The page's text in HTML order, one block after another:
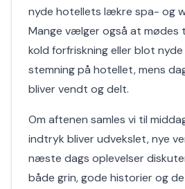
nyde hotellets lækre spa- og
Mange vælger også at mødes
kold forfriskning eller blot
stemning på hotellet, mens
bliver vendt og delt.
Om aftenen samles vi til
indtryk bliver udvekslet, nye
næste dags oplevelser
både grin, gode historier og